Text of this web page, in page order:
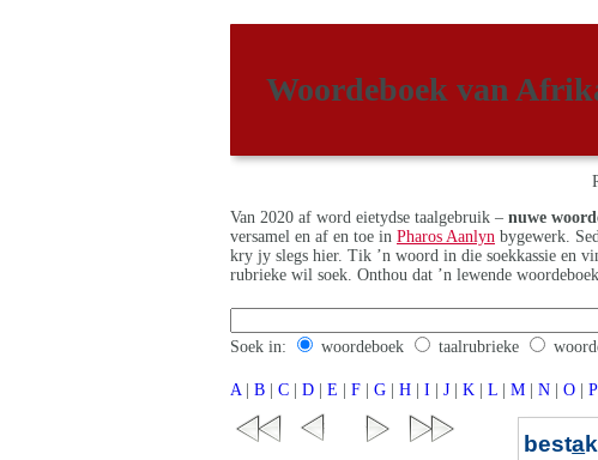
Woordeboek van
Van 2020 af word eietydse taalgebruik – nuwe
versamel en af en toe in Pharos Aanlyn bygewerk.
kry jy slegs hier. Tik ’n woord in die soekkassie en
rubrieke wil soek. Onthou dat ’n lewende
Soek in: woordeboek taalrubrieke
A | B | C | D | E | F | G | H | I | J | K | L | M | N | O | P
besta